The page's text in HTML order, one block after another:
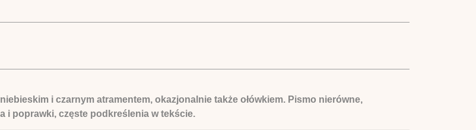
i czarnym atramentem, okazjonalnie także ołówkiem. Pismo nierówne,
i poprawki, częste podkreślenia w tekście.